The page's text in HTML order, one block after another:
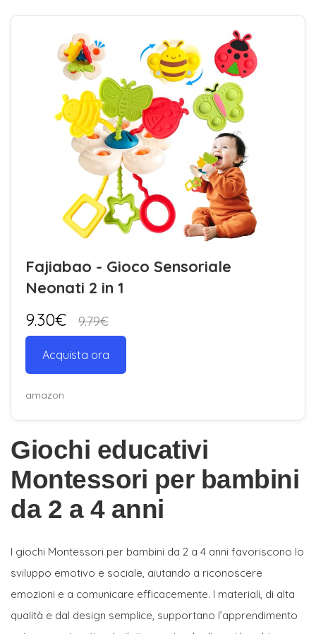
Fajiabao - Gioco Sensoriale
Neonati 2 in 1
9.30€ 9.79€
Acquista ora
amazon
Giochi educativi
Montessori per bambini
da 2 a 4 anni
I giochi Montessori per bambini da 2 a 4 anni favoriscono lo
sviluppo emotivo e sociale, aiutando a riconoscere
emozioni e a comunicare efficacemente. I materiali, di alta
qualità e dal design semplice, supportano l’apprendimento